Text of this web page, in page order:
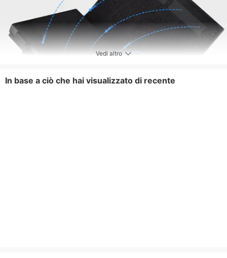
Vedi altro
In base a ciò che hai visualizzato di recente